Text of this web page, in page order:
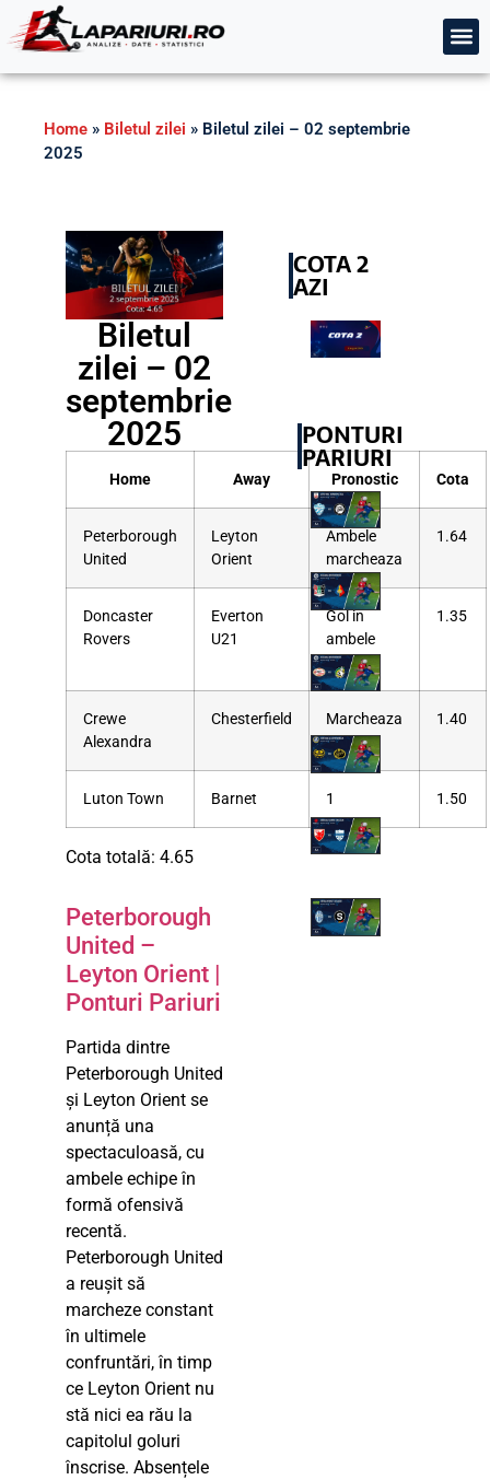
Home » Biletul zilei » Biletul zilei – 02 septembrie
2025
Biletul
zilei – 02
septembrie
2025
Home Away Pronostic Cota
Peterborough
United
Leyton
Orient
Ambele
marcheaza
1.64
Doncaster
Rovers
Everton
U21
Gol in
ambele
reprize
1.35
Crewe
Alexandra
Chesterfield
Marcheaza
Crewe
1.40
Luton Town Barnet 1 1.50
Cota totală: 4.65
Peterborough
United –
Leyton Orient |
Ponturi Pariuri
Partida dintre
Peterborough United
și Leyton Orient se
anunță una
spectaculoasă, cu
ambele echipe în
formă ofensivă
recentă.
Peterborough United
a reușit să
marcheze constant
în ultimele
confruntări, în timp
ce Leyton Orient nu
stă nici ea rău la
capitolul goluri
înscrise. Absențele
COTA 2
AZI
PONTURI
PARIURI